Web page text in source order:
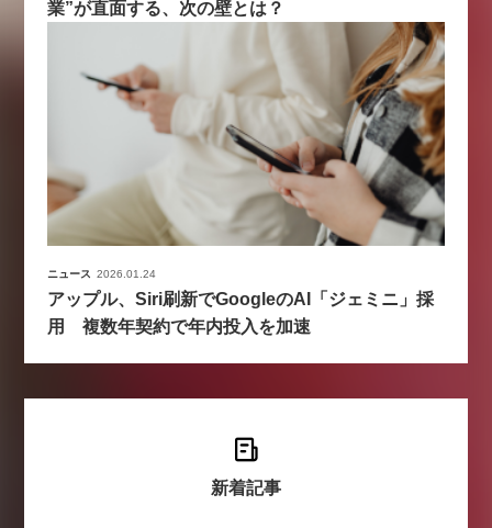
業”が直面する、次の壁とは？
ニュース 2026.01.24
アップル、Siri刷新でGoogleのAI「ジェミニ」採
用 複数年契約で年内投入を加速
新着記事